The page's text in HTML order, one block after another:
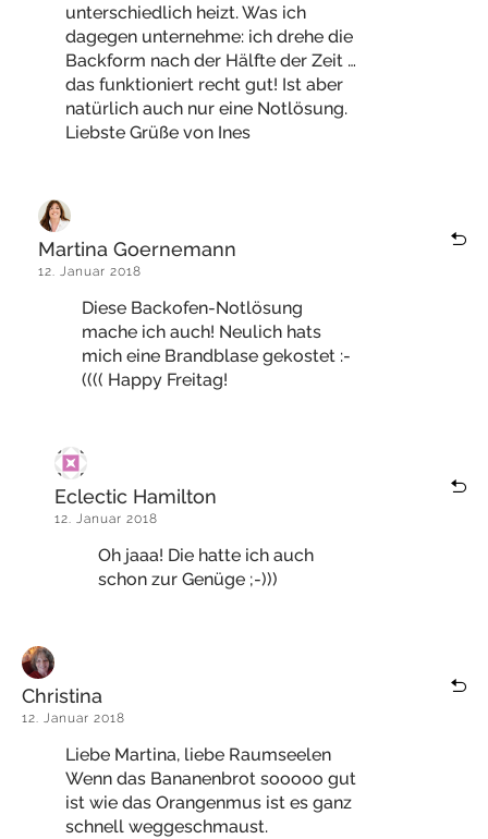
unterschiedlich heizt. Was ich
dagegen unternehme: ich drehe die
Backform nach der Hälfte der Zeit …
das funktioniert recht gut! Ist aber
natürlich auch nur eine Notlösung.
Liebste Grüße von Ines
Martina Goernemann
12. Januar 2018
Diese Backofen-Notlösung
mache ich auch! Neulich hats
mich eine Brandblase gekostet :-
(((( Happy Freitag!
Eclectic Hamilton
12. Januar 2018
Oh jaaa! Die hatte ich auch
schon zur Genüge ;-)))
Christina
12. Januar 2018
Liebe Martina, liebe Raumseelen
Wenn das Bananenbrot sooooo gut
ist wie das Orangenmus ist es ganz
schnell weggeschmaust.